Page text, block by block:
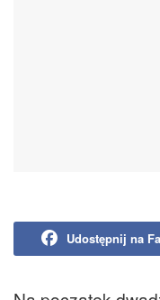
Udostępnij na